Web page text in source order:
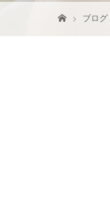
ブログ